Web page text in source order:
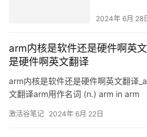
2024年 6月 28
arm内核是软件还是硬件啊英
是硬件啊英文翻译
arm内核是软件还是硬件啊英文翻译
文翻译arm用作名词 (n.) arm in arm
激活谷笔记 2024年 6月 22日